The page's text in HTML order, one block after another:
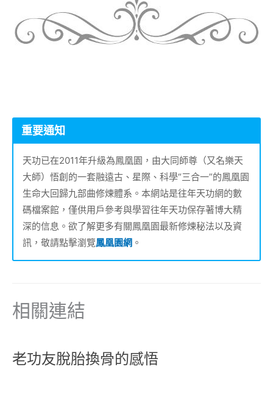
重要通知
天功已在2011年升級為鳳凰園，由大同師尊（又名樂天
大師）悟創的一套融遠古、星際、科學“三合一”的鳳凰園
生命大回歸九部曲修煉體系。本網站是往年天功網的數
碼檔案館，僅供用戶參考與學習往年天功保存著博大精
深的信息。欲了解更多有關鳳凰園最新修煉秘法以及資
訊，敬請點擊瀏覽鳳凰園網 。
相關連結
老功友脫胎換骨的感悟